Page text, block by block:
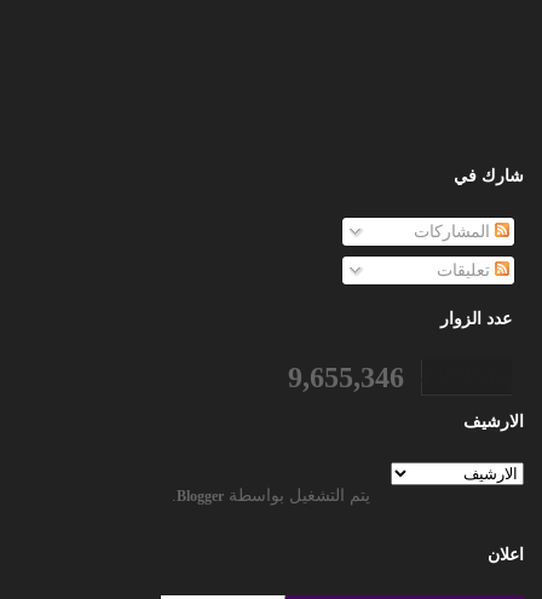
شارك في
المشاركات
تعليقات
عدد الزوار
9,655,346
الارشيف
يتم التشغيل بواسطة Blogger
اعلان